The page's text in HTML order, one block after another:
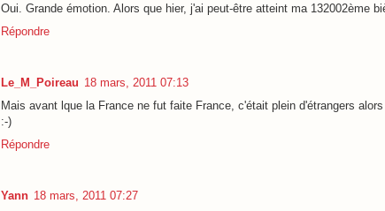
Oui. Grande émotion. Alors que hier, j'ai peut-être atteint ma 132002ème
Répondre
Le_M_Poireau 18 mars, 2011 07:13
Mais avant lque la France ne fut faite France, c'était plein d'étrangers
:-)
Répondre
Yann 18 mars, 2011 07:27